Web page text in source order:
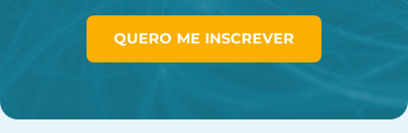
QUERO ME INSCREVER